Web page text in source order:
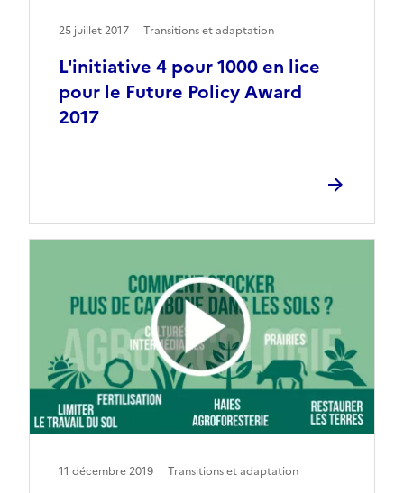
L'initiative 4 pour 1000 en lice
pour le Future Policy Award
2017
25 juillet 2017 Transitions et adaptation
11 décembre 2019 Transitions et adaptation